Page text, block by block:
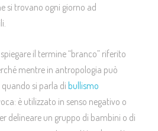
si trovano ogni giorno ad
il termine “branco” riferito
mentre in antropologia può
si parla di bullismo
è utilizzato in senso negativo o
delineare un gruppo di bambini o di